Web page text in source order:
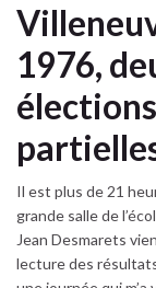
1976,
Il est plus de 21
grande salle de
Jean Desmarets
lecture des